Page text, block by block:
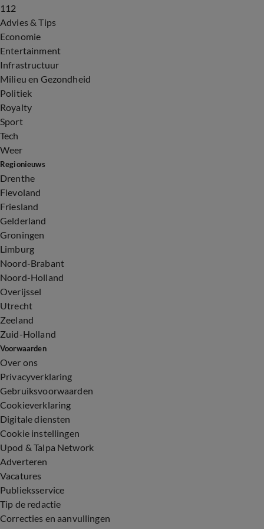
112
Advies & Tips
Economie
Entertainment
Infrastructuur
Milieu en Gezondheid
Politiek
Royalty
Sport
Tech
Weer
Regionieuws
Drenthe
Flevoland
Friesland
Gelderland
Groningen
Limburg
Noord-Brabant
Noord-Holland
Overijssel
Utrecht
Zeeland
Zuid-Holland
Voorwaarden
Over ons
Privacyverklaring
Gebruiksvoorwaarden
Cookieverklaring
Digitale diensten
Cookie instellingen
Upod & Talpa Network
Adverteren
Vacatures
Publieksservice
Tip de redactie
Correcties en aanvullingen